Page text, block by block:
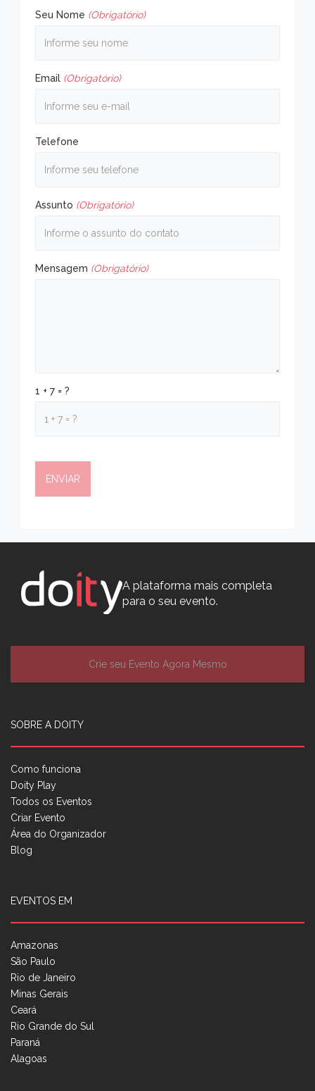
Seu Nome (Obrigatório)
Email (Obrigatório)
Telefone
Assunto (Obrigatório)
Mensagem (Obrigatório)
1 + 7 = ?
A plataforma mais completa
para o seu evento.
Crie seu Evento Agora Mesmo
SOBRE A DOITY
Como funciona
Doity Play
Todos os Eventos
Criar Evento
Área do Organizador
Blog
EVENTOS EM
Amazonas
São Paulo
Rio de Janeiro
Minas Gerais
Ceará
Rio Grande do Sul
Paraná
Alagoas